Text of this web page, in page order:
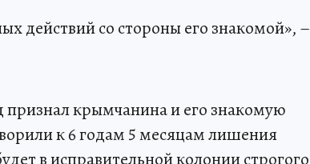
действий со стороны его знакомой», –
крымчанина и его знакомую
к 6 годам 5 месяцам лишения
в исправительной колонии строгого